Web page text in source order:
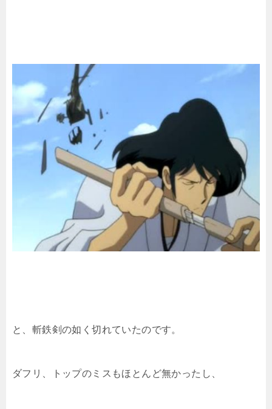
と、斬鉄剣の如く切れていたのです。
ダフリ、トップのミスもほとんど無かったし、